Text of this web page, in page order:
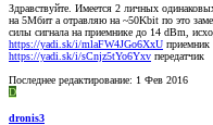
Здравствуйте. Имеется 2 личных
на 5Мбит а отравляю на ~50Kbit по это
силы сигнала на приемнике до 14 dBm,
https://yadi.sk/i/mlaFW4JGo6XxU приемник
https://yadi.sk/i/sCnjz5tYo6Yxv передатчик
Последнее редактирование: 1 Фев 2016
D
dronis3